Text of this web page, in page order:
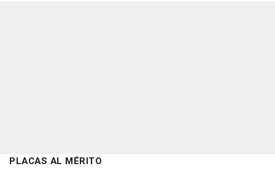
PLACAS AL MÉRITO